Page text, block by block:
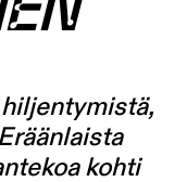
kohti